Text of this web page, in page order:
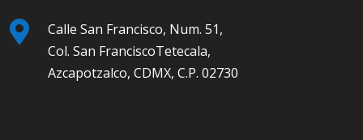

Calle San Francisco, Num. 51,
Col. San FranciscoTetecala,
Azcapotzalco, CDMX, C.P. 02730